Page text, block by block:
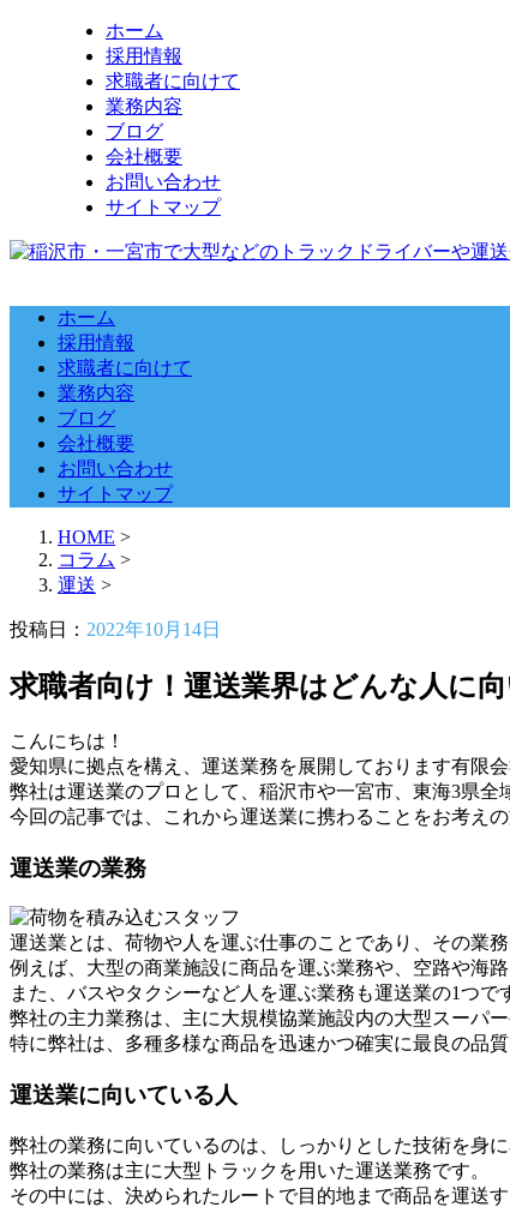
ホーム
採用情報
求職者に向けて
業務内容
ブログ
会社概要
お問い合わせ
サイトマップ
ホーム
採用情報
求職者に向けて
業務内容
ブログ
会社概要
お問い合わせ
サイトマップ
HOME >
コラム >
運送 >
投稿日： 2022年10月14日
求職者向け！運送業界はどんな人に
こんにちは！
愛知県に拠点を構え、運送業務を展開しております有限会
弊社は運送業のプロとして、稲沢市や一宮市、東海3県
今回の記事では、これから運送業に携わることをお考え
運送業の業務
運送業とは、荷物や人を運ぶ仕事のことであり、その業
例えば、大型の商業施設に商品を運ぶ業務や、空路や海
また、バスやタクシーなど人を運ぶ業務も運送業の1つで
弊社の主力業務は、主に大規模協業施設内の大型スーパ
特に弊社は、多種多様な商品を迅速かつ確実に最良の品
運送業に向いている人
弊社の業務に向いているのは、しっかりとした技術を身
弊社の業務は主に大型トラックを用いた運送業務です。
その中には、決められたルートで目的地まで商品を運送